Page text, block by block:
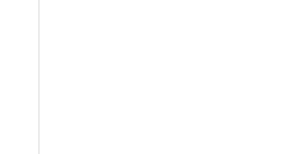
혁위에 보완수사권 폐지 우려 전달
책… 패트리엇 미사일 지원, 작년의 3분의 1